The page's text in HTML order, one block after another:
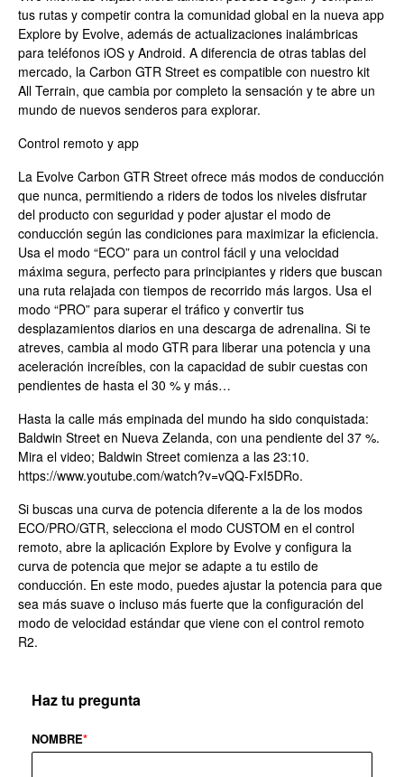
tus rutas y competir contra la comunidad global en la nueva app
Explore by Evolve, además de actualizaciones inalámbricas
para teléfonos iOS y Android. A diferencia de otras tablas del
mercado, la Carbon GTR Street es compatible con nuestro kit
All Terrain, que cambia por completo la sensación y te abre un
mundo de nuevos senderos para explorar.
Control remoto y app
La Evolve Carbon GTR Street ofrece más modos de conducción
que nunca, permitiendo a riders de todos los niveles disfrutar
del producto con seguridad y poder ajustar el modo de
conducción según las condiciones para maximizar la eficiencia.
Usa el modo “ECO” para un control fácil y una velocidad
máxima segura, perfecto para principiantes y riders que buscan
una ruta relajada con tiempos de recorrido más largos. Usa el
modo “PRO” para superar el tráfico y convertir tus
desplazamientos diarios en una descarga de adrenalina. Si te
atreves, cambia al modo GTR para liberar una potencia y una
aceleración increíbles, con la capacidad de subir cuestas con
pendientes de hasta el 30 % y más…
Hasta la calle más empinada del mundo ha sido conquistada:
Baldwin Street en Nueva Zelanda, con una pendiente del 37 %.
Mira el video; Baldwin Street comienza a las 23:10.
https://www.youtube.com/watch?v=vQQ-FxI5DRo.
Si buscas una curva de potencia diferente a la de los modos
ECO/PRO/GTR, selecciona el modo CUSTOM en el control
remoto, abre la aplicación Explore by Evolve y configura la
curva de potencia que mejor se adapte a tu estilo de
conducción. En este modo, puedes ajustar la potencia para que
sea más suave o incluso más fuerte que la configuración del
modo de velocidad estándar que viene con el control remoto
R2.
Haz tu pregunta
NOMBRE*